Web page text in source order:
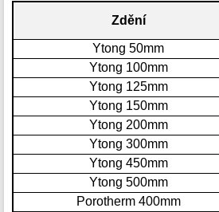
Zdění
Ytong 50mm
Ytong 100mm
Ytong 125mm
Ytong 150mm
Ytong 200mm
Ytong 300mm
Ytong 450mm
Ytong 500mm
Porotherm 400mm